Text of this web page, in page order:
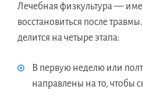
Лечебная физкультура —
восстановиться после
делится на четыре этапа:
В первую неделю или
направлены на то, чтобы